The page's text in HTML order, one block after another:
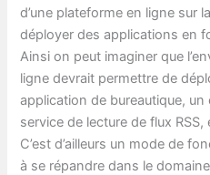
d’une plateforme en ligne sur
déployer des applications en
Ainsi on peut imaginer que
ligne devrait permettre de
application de bureautique,
service de lecture de flux RSS,
C’est d’ailleurs un mode de
à se répandre dans le